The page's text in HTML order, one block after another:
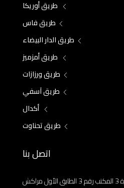
طريق أوريكا
طريق فاس
طريق الدار البيضاء
طريق أمزميز
طريق ورزازات
طريق آسفي
أكدال
طريق تحناوت
اتصل بنا